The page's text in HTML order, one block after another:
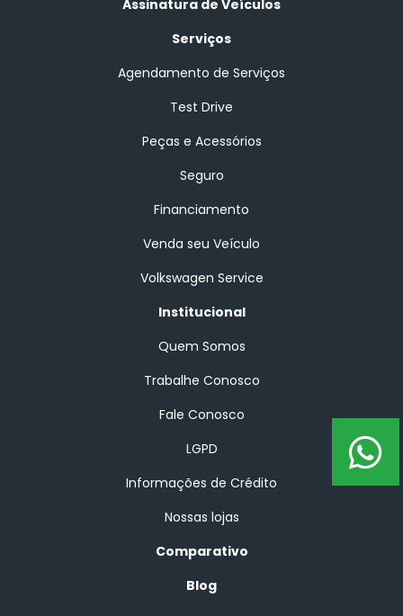
Assinatura de Veículos
Serviços
Agendamento de Serviços
Test Drive
Peças e Acessórios
Seguro
Financiamento
Venda seu Veículo
Volkswagen Service
Institucional
Quem Somos
Trabalhe Conosco
Fale Conosco
LGPD
Informações de Crédito
Nossas lojas
Comparativo
Blog